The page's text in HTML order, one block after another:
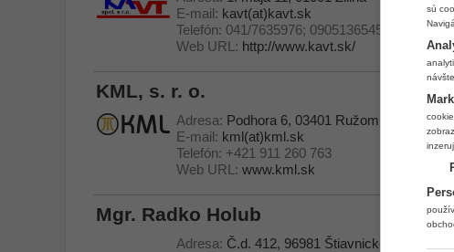
E-mail: kavt(at)kavt.sk
Telefón: 041/7635976; 0905136545
Web URL: http://www.kavt.sk/
KML, s. r. o.
Adresa: Podhora 6, 03401 Ružomberok
E-mail: kml(at)kml.sk
Telefón: +421 911 260 763
Web URL: www.kml.sk
Mgr. Radko Holub
Adresa: Č.d. 412, 96981 Štiavnické Bane
sú